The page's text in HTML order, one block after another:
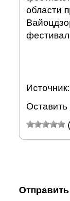
области
Источник:
Оставить